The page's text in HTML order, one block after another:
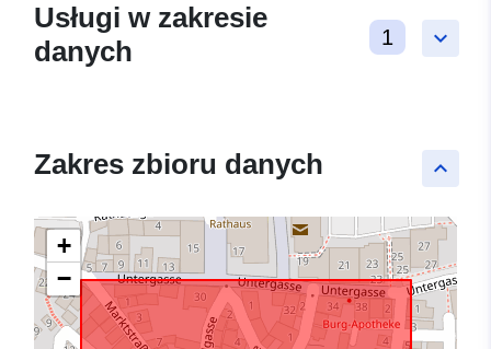
keyboard_arrow_down
Usługi w zakresie
danych
1
keyboard_arrow_up
Zakres zbioru danych
+
−